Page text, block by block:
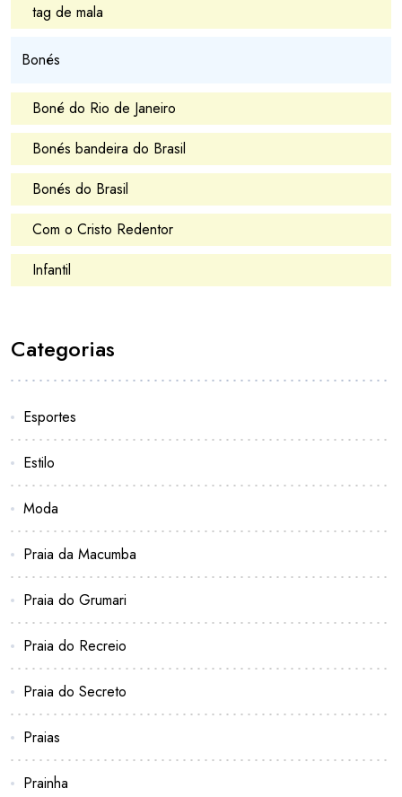
tag de mala
Bonés
Boné do Rio de Janeiro
Bonés bandeira do Brasil
Bonés do Brasil
Com o Cristo Redentor
Infantil
Categorias
Esportes
Estilo
Moda
Praia da Macumba
Praia do Grumari
Praia do Recreio
Praia do Secreto
Praias
Prainha